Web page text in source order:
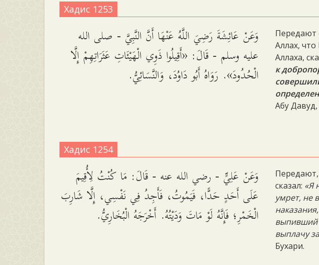
Хадис 1253
وَعَنْ عَائِشَةَ رَضِيَ اللَّهُ عَنْهَا أَنَّ النَّبِيَّ - صلى الله
عليه وسلم - قَالَ: «أَقِيلُوا ذَوِي الْهَيْئَاتِ عَثَرَاتِهِمْ إِلَّا
الْحُدُودَ». رَوَاهُ أَبُو دَاوُدَ، وَالنَّسَائِيُّ.
Передают
Аллах,
Аллаха,
к
Абу
Хадис 1254
وَعَنْ عَلِيٍّ - رضي الله عنه - قَالَ: مَا كُنْتُ لِأُقِيمَ
عَلَى أَحَدٍ حَدًّا، فَيَمُوتُ، فَأَجِدُ فِي نَفْسِي، إِلَّا شَارِبَ
الْخَمْرِ؛ فَإِنَّهُ لَوْ مَاتَ وَدَيْتُهُ. أَخْرَجَهُ الْبُخَارِيُّ.
сказал: «Я
умрет, не
выпивший
выплачу
Бухари.